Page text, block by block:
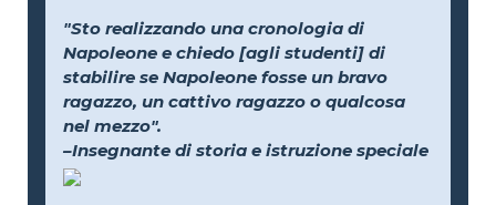
"Sto realizzando una cronologia di
Napoleone e chiedo [agli studenti] di
stabilire se Napoleone fosse un bravo
ragazzo, un cattivo ragazzo o qualcosa
nel mezzo".
–Insegnante di storia e istruzione speciale